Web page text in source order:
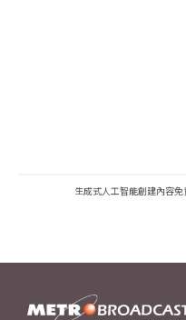
生成式人工智能創建內容免